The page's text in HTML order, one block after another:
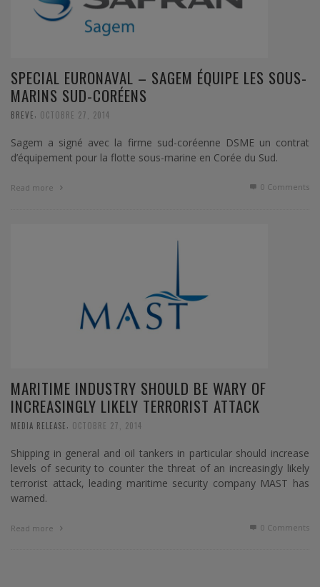
SPECIAL EURONAVAL – SAGEM ÉQUIPE LES SOUS-
MARINS SUD-CORÉENS
BREVE OCTOBRE 27, 2014
Sagem a signé avec la firme sud-coréenne DSME un contrat
d’équipement pour la flotte sous-marine en Corée du Sud.
Read more 0 Comments
MARITIME INDUSTRY SHOULD BE WARY OF
INCREASINGLY LIKELY TERRORIST ATTACK
MEDIA RELEASE OCTOBRE 27, 2014
Shipping in general and oil tankers in particular should increase
levels of security to counter the threat of an increasingly likely
terrorist attack, leading maritime security company MAST has
warned.
Read more 0 Comments